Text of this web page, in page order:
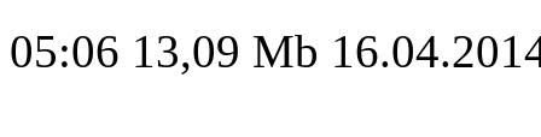
05:06 13,09 Mb